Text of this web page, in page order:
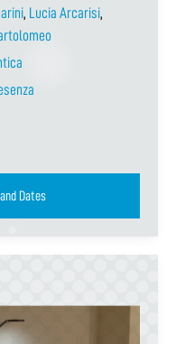
, Lucia Arcarisi,
Dates